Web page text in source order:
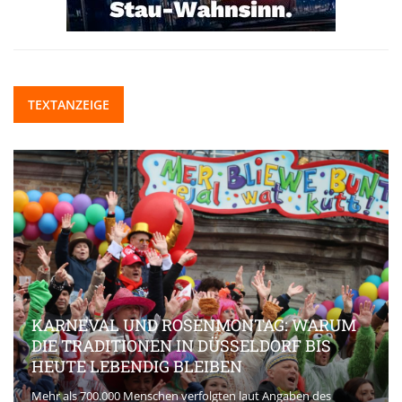
TEXTANZEIGE
KARNEVAL UND ROSENMONTAG: WARUM
DIE TRADITIONEN IN DÜSSELDORF BIS
HEUTE LEBENDIG BLEIBEN
Mehr als 700.000 Menschen verfolgten laut Angaben des